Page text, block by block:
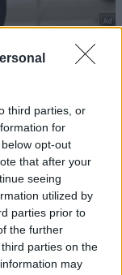
third parties, or
for
opt-out
that after your
seeing
utilized by
parties prior to
the further
parties on the
may